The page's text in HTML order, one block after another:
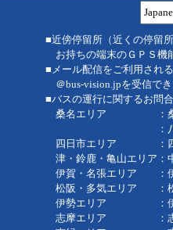
■近傍停留所（近くの停留
お持ちの端末のＧＰＳ機
■メール配信をご利用され
＠bus-vision.jpを受信でき
■バスの運行に関するお問
桑名エリア ：桑名
：八風バス
四日市エリア ：四日
津・鈴鹿・亀山エリア
伊賀・名張エリア ：
松阪・多気エリア ：
伊勢エリア ：伊勢
志摩エリア ：志摩